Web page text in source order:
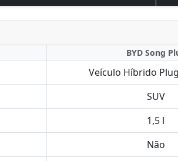
BYD Song
Veículo Híbrido
SUV
1,5 l
Não